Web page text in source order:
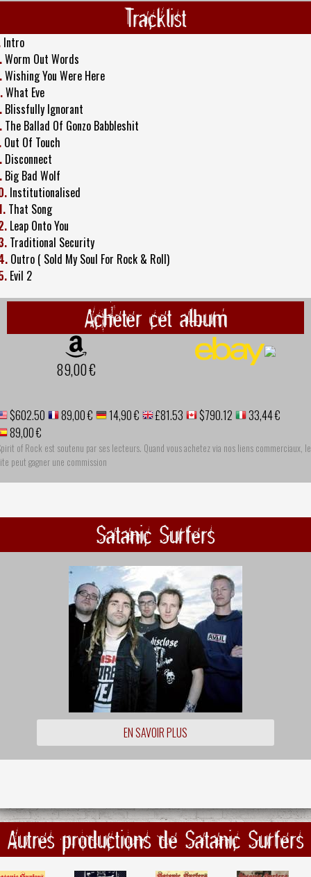
Tracklist
Intro
Worm Out Words
Wishing You Were Here
What Eve
Blissfully Ignorant
The Ballad Of Gonzo Babbleshit
Out Of Touch
Disconnect
Big Bad Wolf
Institutionalised
That Song
Leap Onto You
Traditional Security
Outro ( Sold My Soul For Rock & Roll)
Evil 2
Acheter cet album
89,00 €
$602.50 89,00 € 14,90 € £81.53 $790.12
33,44 €
89,00 €
of Rock est soutenu par ses lecteurs. Quand vous achetez via nos liens commerciaux, le
peut gagner une commission
Satanic Surfers
EN SAVOIR PLUS
Autres productions de Satanic Surfers